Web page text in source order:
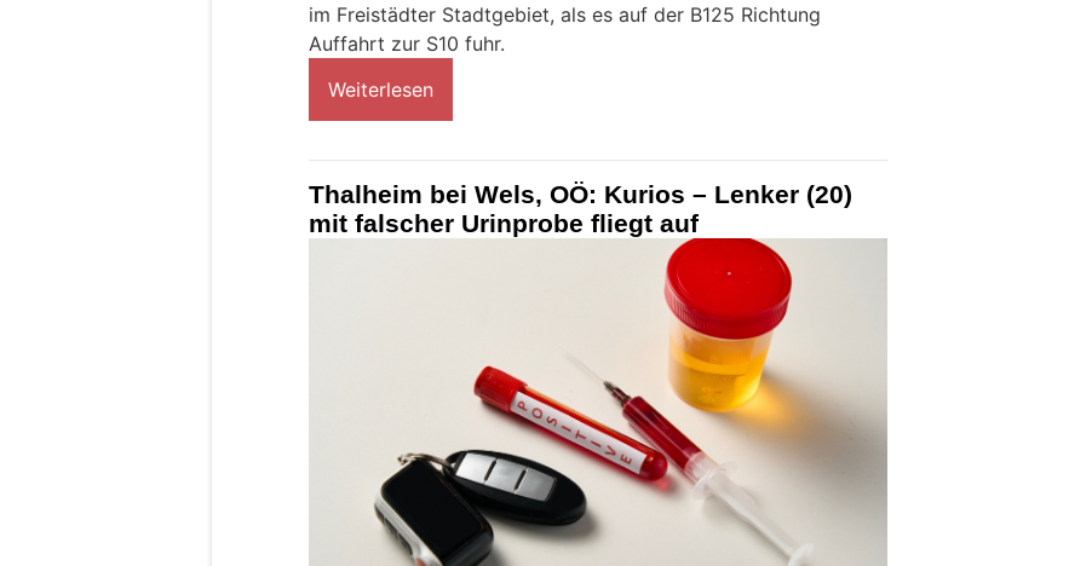
im Freistädter Stadtgebiet, als es auf der B125 Richtung
Auffahrt zur S10 fuhr.
Weiterlesen
Thalheim bei Wels, OÖ: Kurios – Lenker (20)
mit falscher Urinprobe fliegt auf